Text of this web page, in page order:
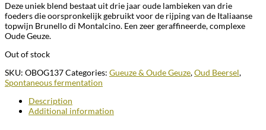
Deze uniek blend bestaat uit drie jaar oude lambieken van drie
foeders die oorspronkelijk gebruikt voor de rijping van de Italiaanse
topwijn Brunello di Montalcino. Een zeer geraffineerde, complexe
Oude Geuze.
Out of stock
SKU: OBOG137Categories: Gueuze & Oude Geuze,Oud Beersel,
Spontaneous fermentation
Description
Additional information